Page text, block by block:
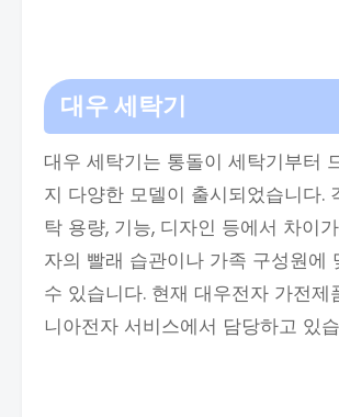
대우 세탁기
대우 세탁기는 통돌이 세탁기부터
지 다양한 모델이 출시되었습니다.
탁 용량, 기능, 디자인 등에서 차이
자의 빨래 습관이나 가족 구성원에
수 있습니다. 현재 대우전자 가전제
니아전자 서비스에서 담당하고 있